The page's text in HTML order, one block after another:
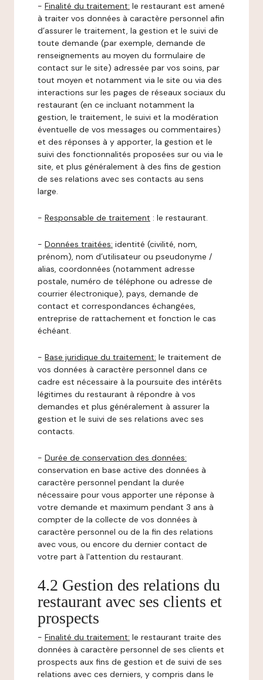
- Finalité du traitement: le restaurant est amené
à traiter vos données à caractère personnel afin
d’assurer le traitement, la gestion et le suivi de
toute demande (par exemple, demande de
renseignements au moyen du formulaire de
contact sur le site) adressée par vos soins, par
tout moyen et notamment via le site ou via des
interactions sur les pages de réseaux sociaux du
restaurant (en ce incluant notamment la
gestion, le traitement, le suivi et la modération
éventuelle de vos messages ou commentaires)
et des réponses à y apporter, la gestion et le
suivi des fonctionnalités proposées sur ou via le
site, et plus généralement à des fins de gestion
de ses relations avec ses contacts au sens
large.
- Responsable de traitement : le restaurant.
- Données traitées: identité (civilité, nom,
prénom), nom d’utilisateur ou pseudonyme /
alias, coordonnées (notamment adresse
postale, numéro de téléphone ou adresse de
courrier électronique), pays, demande de
contact et correspondances échangées,
entreprise de rattachement et fonction le cas
échéant.
- Base juridique du traitement: le traitement de
vos données à caractère personnel dans ce
cadre est nécessaire à la poursuite des intérêts
légitimes du restaurant à répondre à vos
demandes et plus généralement à assurer la
gestion et le suivi de ses relations avec ses
contacts.
- Durée de conservation des données:
conservation en base active des données à
caractère personnel pendant la durée
nécessaire pour vous apporter une réponse à
votre demande et maximum pendant 3 ans à
compter de la collecte de vos données à
caractère personnel ou de la fin des relations
avec vous, ou encore du dernier contact de
votre part à l'attention du restaurant.
4.2 Gestion des relations du
restaurant avec ses clients et
prospects
- Finalité du traitement: le restaurant traite des
données à caractère personnel de ses clients et
prospects aux fins de gestion et de suivi de ses
relations avec ces derniers, y compris dans le